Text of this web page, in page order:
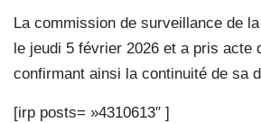
La commission de surveillance de
le jeudi 5 février 2026 et a pris acte
confirmant ainsi la continuité de sa
[irp posts= »4310613″ ]